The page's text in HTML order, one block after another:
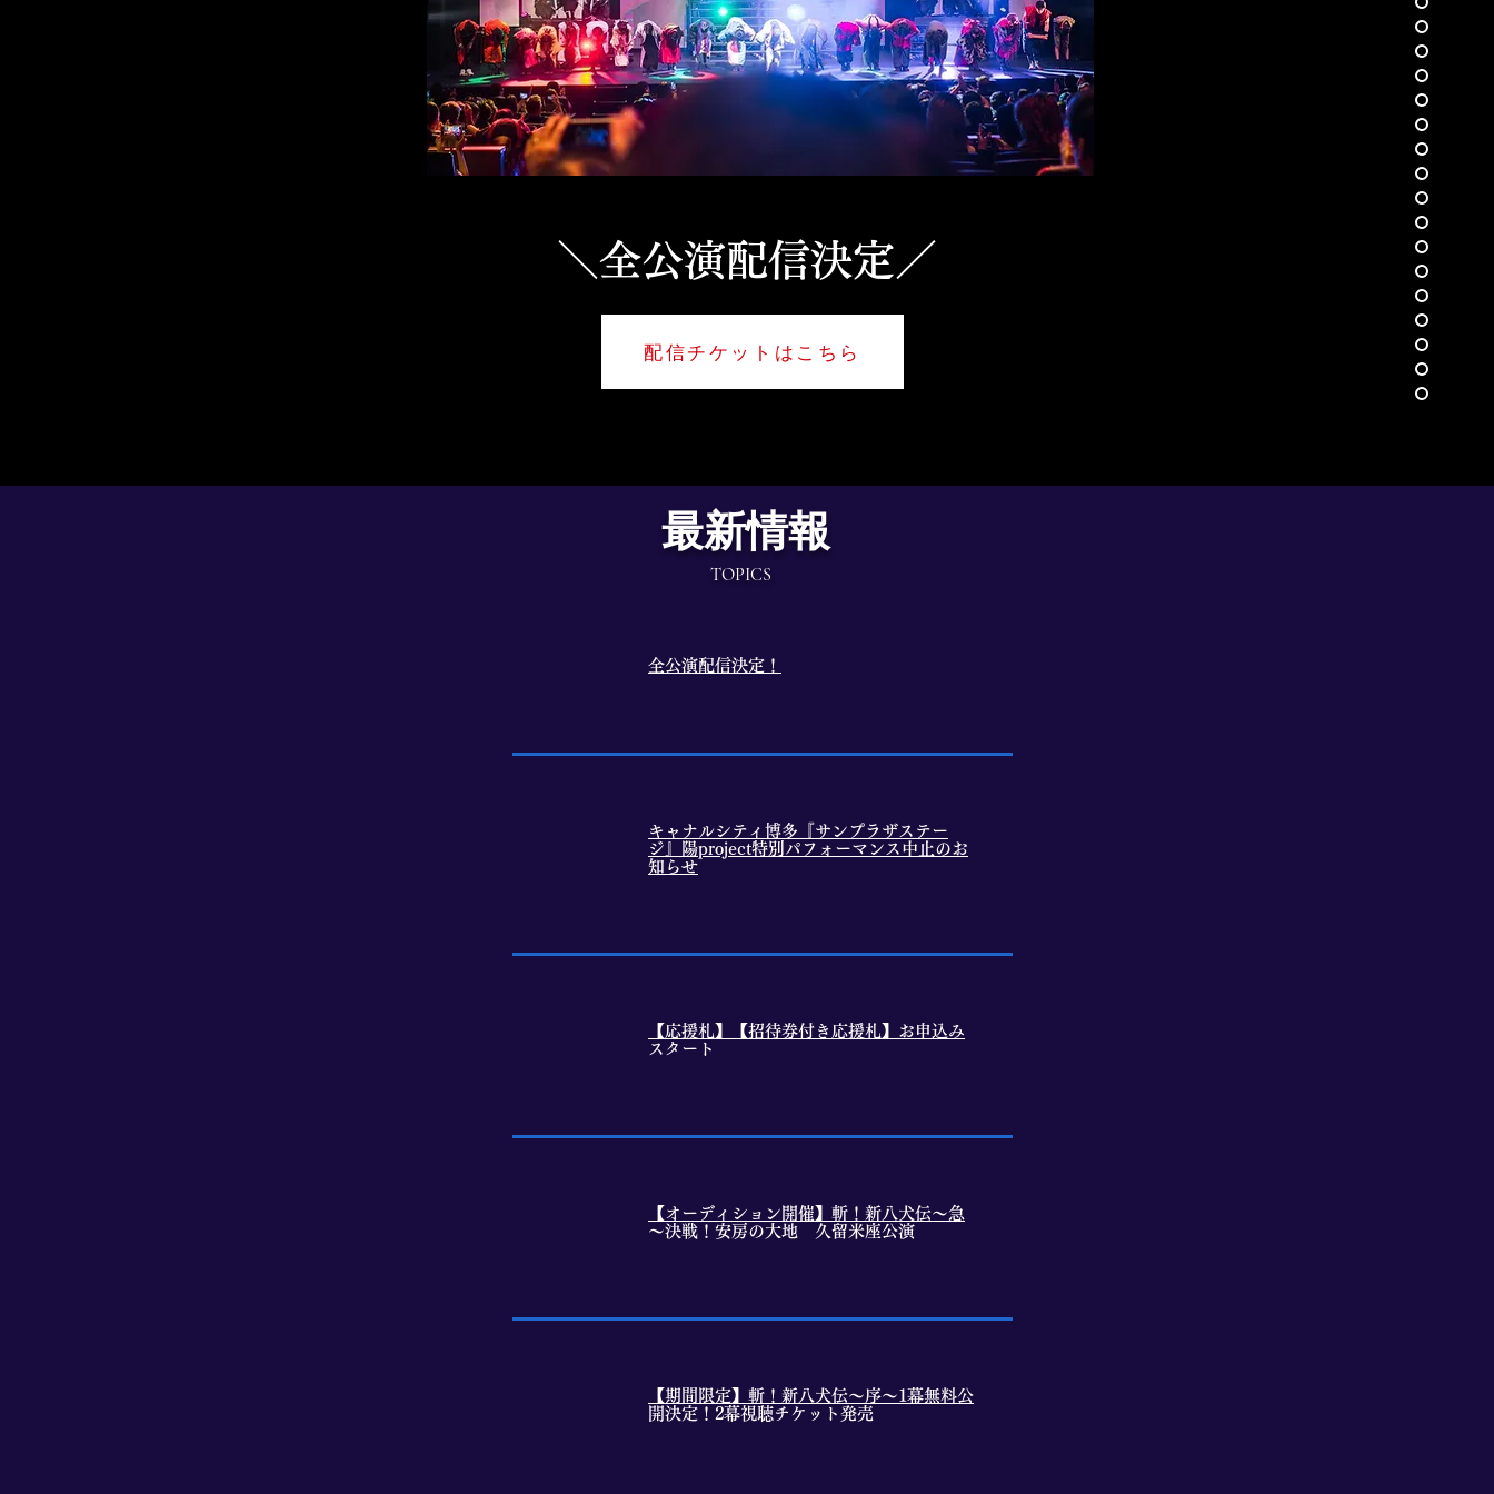
＼​全公演配信決定／
配信チケットはこちら
最新情報
TOPICS
全公演配信決定！
キャナルシティ博多『サンプラザステー
ジ』陽project特別パフォーマンス中止のお
知らせ
【応援札】【招待券付き 応援札 】お申込み
スタート
【オーディション開催】斬！新八犬伝～急
～決戦！安房の大地 久留米座公演
【期間限定】斬！新八犬伝～序～1幕無料公
開決定！2幕視聴チケット発売